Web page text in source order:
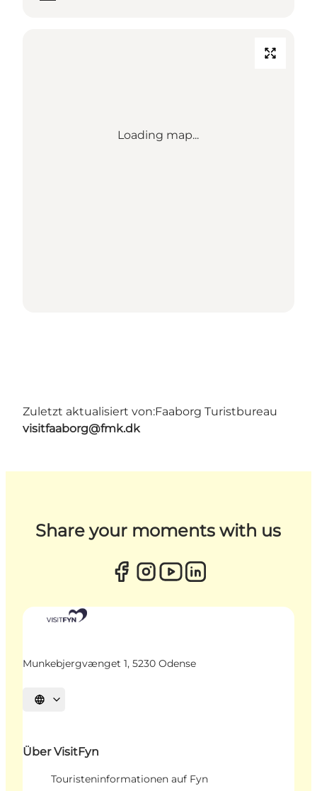
Loading map...
Zuletzt aktualisiert von:Faaborg Turistbureau
visitfaaborg@fmk.dk
Share your moments with us
Munkebjergvænget 1, 5230 Odense
Sprache auswählen
Über VisitFyn
Touristeninformationen auf Fyn